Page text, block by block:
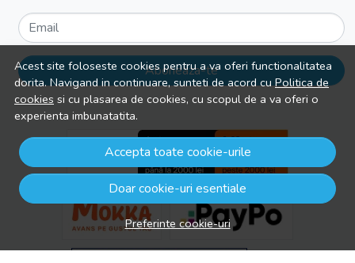
Acest site foloseste cookies pentru a va oferi functionalitatea
dorita. Navigand in continuare, sunteti de acord cuPolitica de
cookies si cu plasarea de cookies, cu scopul de a va oferi o
experienta imbunatatita.
Accepta toate cookie-urile
Doar cookie-uri esentiale
Preferinte cookie-uri
Email
Aboneaza-te